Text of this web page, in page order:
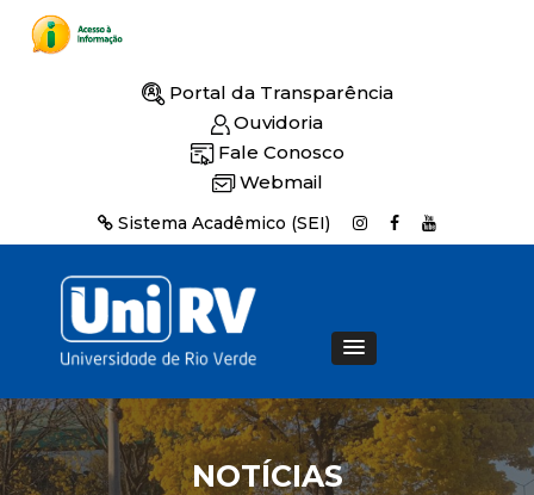
Portal da Transparência
Ouvidoria
Fale Conosco
Webmail
Sistema Acadêmico (SEI)
NOTÍCIAS